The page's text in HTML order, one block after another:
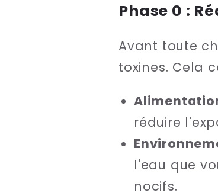
Phase 0 :
Avant toute
toxines. Cela
réduire
l'eau que
nocifs.